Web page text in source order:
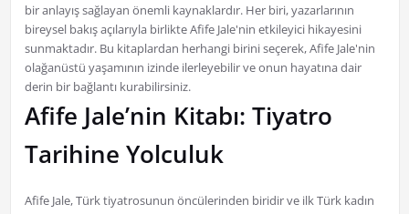
bir anlayış sağlayan önemli kaynaklardır. Her biri, yazarlarının
bireysel bakış açılarıyla birlikte Afife Jale'nin etkileyici hikayesini
sunmaktadır. Bu kitaplardan herhangi birini seçerek, Afife Jale'nin
olağanüstü yaşamının izinde ilerleyebilir ve onun hayatına dair
derin bir bağlantı kurabilirsiniz.
Afife Jale’nin Kitabı: Tiyatro
Tarihine Yolculuk
Afife Jale, Türk tiyatrosunun öncülerinden biridir ve ilk Türk kadın